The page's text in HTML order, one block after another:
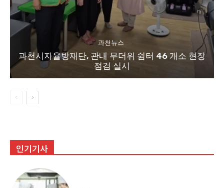
과천뉴스
과천시자율방재단, 관내 무더위 쉼터 46 개소 현장
점검 실시
인기기사